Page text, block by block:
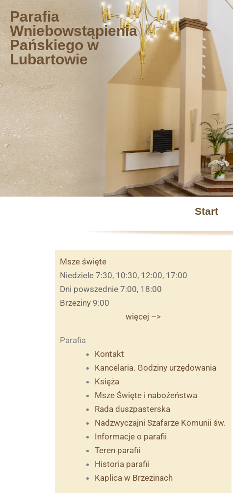
Przejdź
do
treści
Parafia
Wniebowstąpienia
Pańskiego w
Lubartowie
Start
Msze święte
Niedziele 7:30, 10:30, 12:00, 17:00
Dni powszednie 7:00, 18:00
Brzeziny 9:00
więcej –>
Parafia
Kontakt
Kancelaria. Godziny urzędowania
Księża
Msze Święte i nabożeństwa
Rada duszpasterska
Nadzwyczajni Szafarze Komunii św.
Informacje o parafii
Teren parafii
Historia parafii
Kaplica w Brzezinach